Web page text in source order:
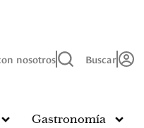
nosotros Buscar
Gastronomía